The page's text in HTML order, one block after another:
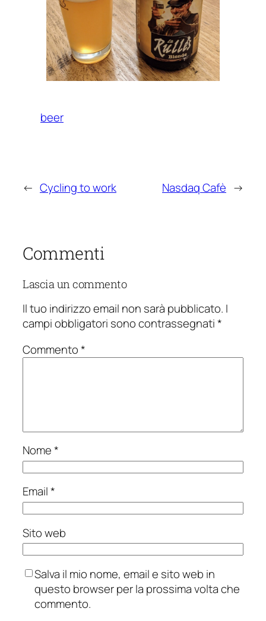
beer
← Cycling to work Nasdaq Cafè →
Commenti
Lascia un commento
Il tuo indirizzo email non sarà pubblicato. I
campi obbligatori sono contrassegnati*
Commento*
Nome*
Email*
Sito web
Salva il mio nome, email e sito web in
questo browser per la prossima volta che
commento.